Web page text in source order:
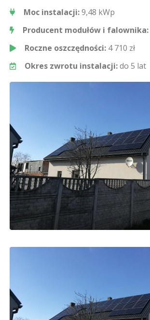
Moc instalacji:9,48 kWp
Producent modułów i falownika:
Roczne oszczędności: 4 710 zł
Okres zwrotu instalacji:do 5 lat